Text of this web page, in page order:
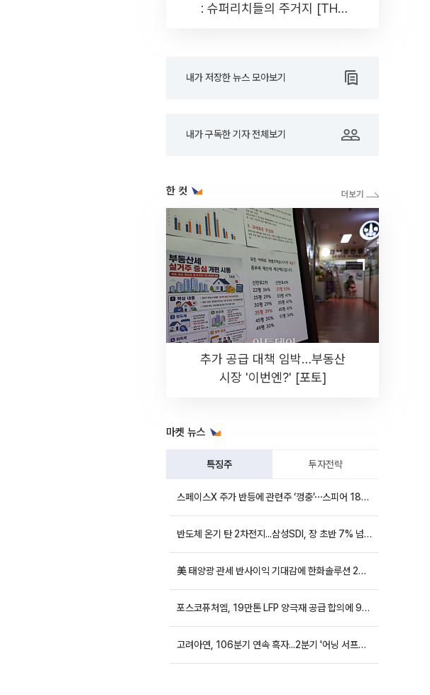
: 슈퍼리치들의 주거지 [THE
내가 저장한 뉴스 모아보기
내가 구독한 기자 전체보기
한 컷
추가 공급 대책 임박…부동산
시장 '이번엔?' [포토]
마켓 뉴스
특징주 투자전략
스페이스X 주가 반등에 관련주 ‘껑충’⋯스피어 18%ㆍ에이치브이엠 12%↑
반도체 온기 탄 2차전지...삼성SDI, 장 초반 7% 넘게 껑충
美 태양광 관세 반사이익 기대감에 한화솔루션 20%대·OCI홀딩스 14%대 급등
포스코퓨처엠, 19만톤 LFP 양극재 공급 합의에 9%대 강세
고려아연, 106분기 연속 흑자...2분기 '어닝 서프라이즈'에 장 초반 12%대 강세